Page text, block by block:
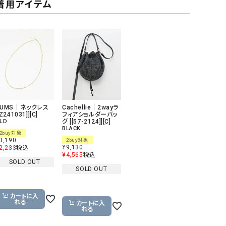
GO TO HOLLYWOOD（ゴートゥーハリウ
THIRTY（サーティ）
G-STAR RAW（ジースターロウ）
GOOD SPEED（グッドスピード）
GAIMO（ガイモ）
GRAMICCI（グラミチ）
（ｇ） （グラム）
Gives a sense of fullment
HUNTER（ハンター）
ILIMA（イリマ）
用アイテム
｜ネックレス
2buy対象
3,190
税込
SOLD OUT
カートに入
れる
Cachellie｜2wayラ
フィアショルダーバッ
グ [[57-2124]][C]
BLACK
2buy対象
¥9,130
¥4,565税込
SOLD OUT
カートに入
れる